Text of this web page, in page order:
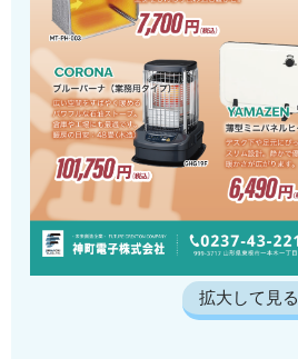
拡大して見る